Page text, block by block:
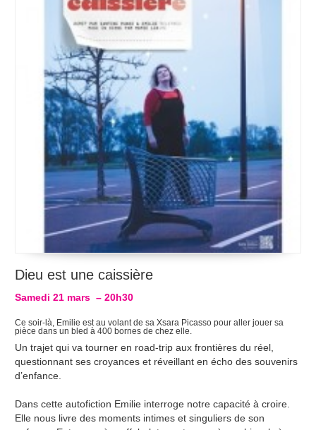
Dieu est une caissière
Samedi 21 mars – 20h30
Ce soir-là, Emilie est au volant de sa Xsara Picasso pour aller jouer sa
pièce dans un bled à 400 bornes de chez elle.
Un trajet qui va tourner en road-trip aux frontières du réel,
questionnant ses croyances et réveillant en écho des souvenirs
d’enfance.
Dans cette autofiction Emilie interroge notre capacité à croire.
Elle nous livre des moments intimes et singuliers de son